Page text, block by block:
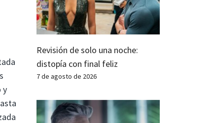
y
Revisión de solo una noche:
distopía con final feliz
7 de agosto de 2026